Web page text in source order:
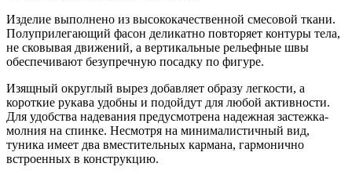
Изделие выполнено из высококачественной смесовой ткани.
Полуприлегающий фасон деликатно повторяет контуры тела,
не сковывая движений, а вертикальные рельефные швы
обеспечивают безупречную посадку по фигуре.
Изящный округлый вырез добавляет образу легкости, а
короткие рукава удобны и подойдут для любой активности.
Для удобства надевания предусмотрена надежная застежка-
молния на спинке. Несмотря на минималистичный вид,
туника имеет два вместительных кармана, гармонично
встроенных в конструкцию.